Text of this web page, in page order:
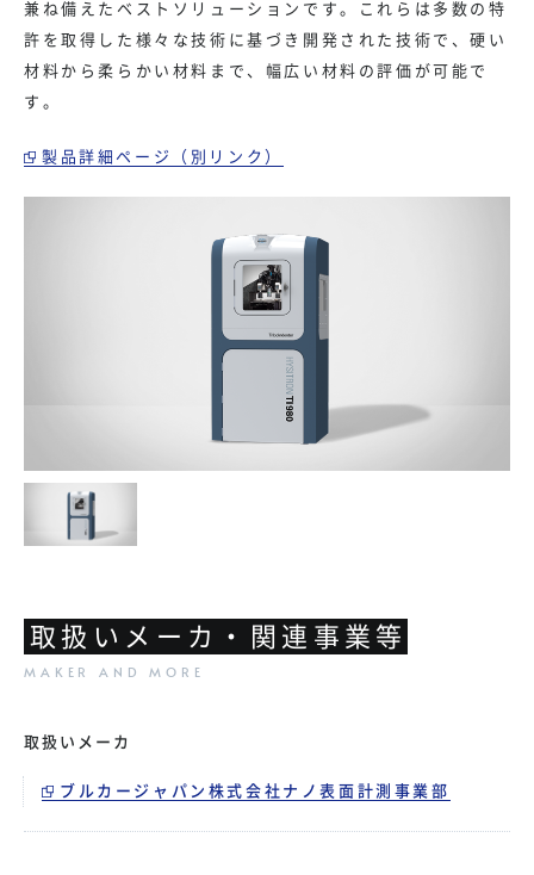
兼ね備えたベストソリューションです。これらは多数の特
許を取得した様々な技術に基づき開発された技術で、硬い
材料から柔らかい材料まで、幅広い材料の評価が可能で
す。
製品詳細ページ（別リンク）
取扱いメーカ・関連事業等
取扱いメーカ
ブルカージャパン株式会社ナノ表面計測事業部